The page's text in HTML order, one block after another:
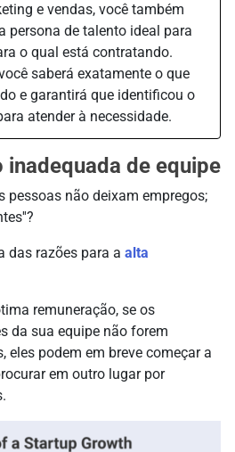
e vendas, você também
persona de talento ideal para
o qual está contratando.
saberá exatamente o que
e garantirá que identificou o
atender à necessidade.
inadequada de equipe
pessoas não deixam empregos;
das razões para a alta
remuneração, se os
da sua equipe não forem
eles podem em breve começar a
em outro lugar por